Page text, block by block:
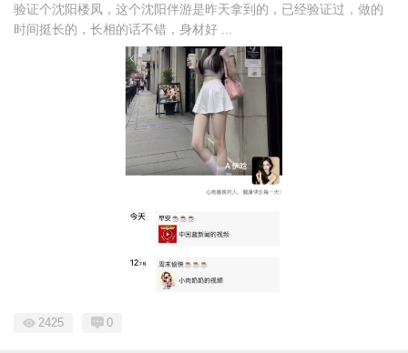
验证个沈阳楼凤，这个沈阳伴游是昨天拿到的，已经验证过，做的
时间挺长的，长相的话不错，身材好 ...
2425 0